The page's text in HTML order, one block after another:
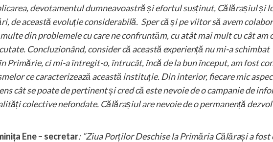
devotamentul dumneavoastră și efortul susținut, Călărașiul și
de această evoluție considerabilă. Sper că și pe viitor să avem
din problemele cu care ne confruntăm, cu atât mai mult cu cât am
Concluzionând, consider că această experiență nu mi-a schimbat
Primărie, ci mi-a întregit-o, întrucât, încă de la bun început, am fost
ce caracterizează această instituție. Din interior, fiecare mic
cât se poate de pertinent și cred că este nevoie de o campanie de
colective nefondate. Călărașiul are nevoie de o permanență
Ene – secretar: ”Ziua Porților Deschise la Primăria Călărași a fost